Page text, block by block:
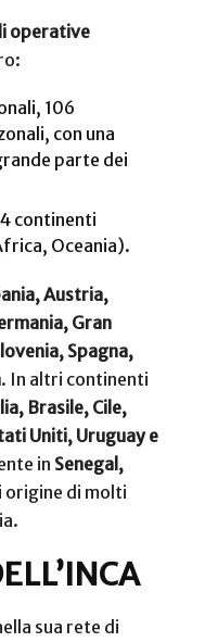
operative
106
con una
parte dei
continenti
Oceania).
Austria,
Gran
Spagna,
. In altri continenti
Brasile, Cile,
Uniti, Uruguay e
in Senegal,
origine di molti
sua rete di